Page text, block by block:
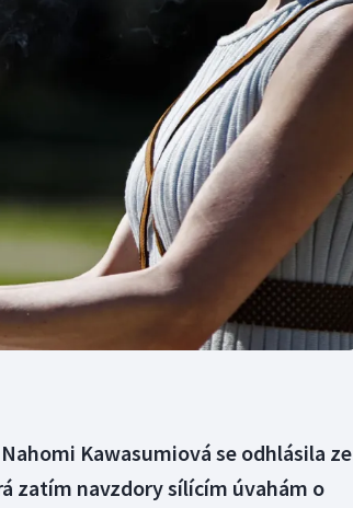
Moderní pětiboj
Plavání
Plážový volejbal
Triatlon
Veslování
Vodní slalom
Volejbal
Ostatní
Kawasumiová se odhlásila ze
zatím navzdory sílícím úvahám o